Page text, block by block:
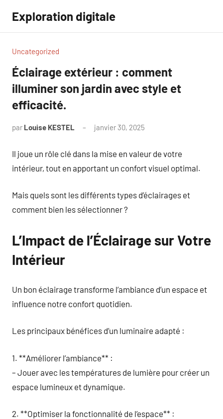
contenu
Exploration digitale
Uncategorized
Éclairage extérieur : comment
illuminer son jardin avec style et
efficacité.
par Louise KESTEL janvier 30, 2025
Il joue un rôle clé dans la mise en valeur de votre
intérieur, tout en apportant un confort visuel optimal.
Mais quels sont les différents types d’éclairages et
comment bien les sélectionner ?
L’Impact de l’Éclairage sur Votre
Intérieur
Un bon éclairage transforme l’ambiance d’un espace et
influence notre confort quotidien.
Les principaux bénéfices d’un luminaire adapté :
1. **Améliorer l’ambiance** :
– Jouer avec les températures de lumière pour créer un
espace lumineux et dynamique.
2. **Optimiser la fonctionnalité de l’espace** :